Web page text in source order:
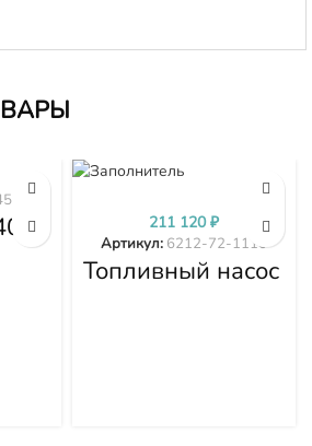
Топливный насос
высокого
Артикул: 6212-72-1110
211 120₽